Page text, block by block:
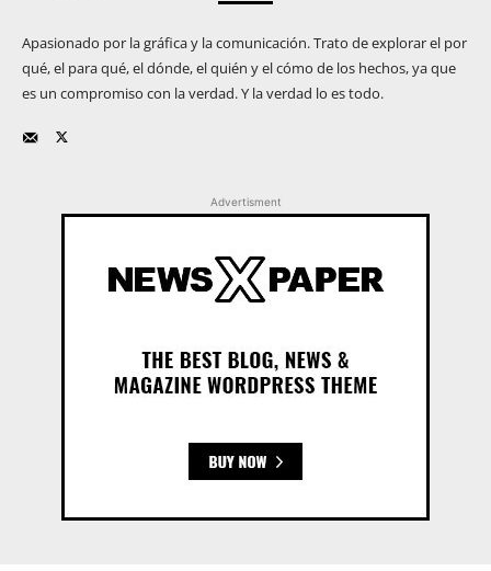
Apasionado por la gráfica y la comunicación. Trato de explorar el por
qué, el para qué, el dónde, el quién y el cómo de los hechos, ya que
es un compromiso con la verdad. Y la verdad lo es todo.
Advertisment